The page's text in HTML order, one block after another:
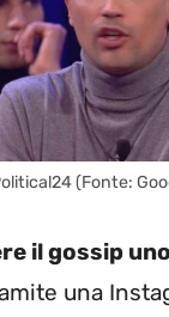
(Fonte:
il gossip
una